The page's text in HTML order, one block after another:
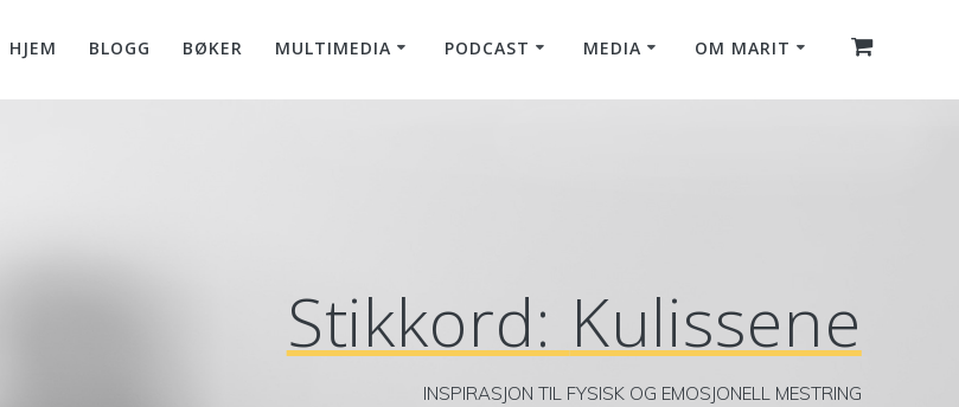
HJEM BLOGG BØKER MULTIMEDIA PODCAST MEDIA OM MARIT
Stikkord: Kulissene
INSPIRASJON TIL FYSISK OG EMOSJONELL MESTRING